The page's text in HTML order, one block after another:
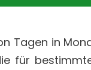
Tagen in
für